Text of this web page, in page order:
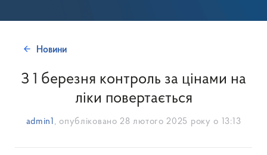
Новини
З 1 березня контроль за цінами на
ліки повертається
admin1 , опубліковано 28 лютого 2025 року о 13:13